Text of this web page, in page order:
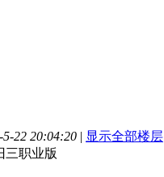
22 20:04:20 | 显示全部楼层
三职业版